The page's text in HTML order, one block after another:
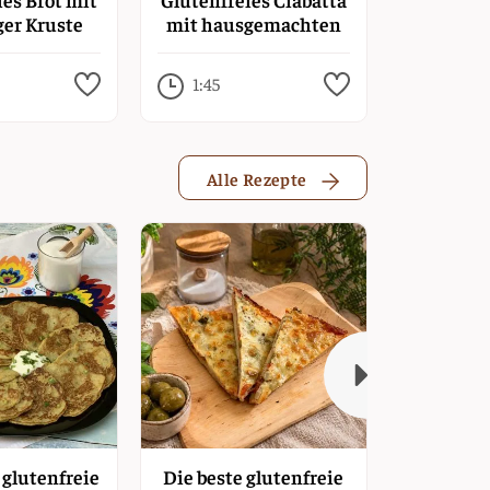
Kruste
mit hausgemachten
1:45
Alle Rezepte
Die beste glutenfreie